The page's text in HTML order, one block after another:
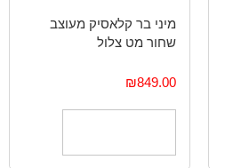
מיני בר קלאסיק מעוצב
שחור מט צלול
₪849.00